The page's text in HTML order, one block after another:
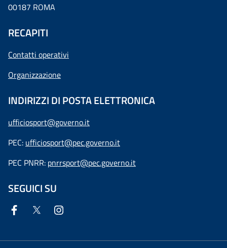
00187 ROMA
RECAPITI
Contatti operativi
Organizzazione
INDIRIZZI DI POSTA ELETTRONICA
ufficiosport@governo.it
PEC: ufficiosport@pec.governo.it
PEC PNRR: pnrrsport@pec.governo.it
SEGUICI SU